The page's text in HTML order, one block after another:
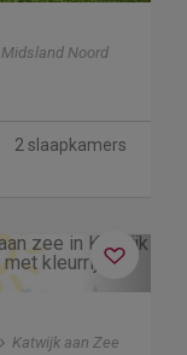
Midsland Noord
2 slaapkamers
Next
Katwijk aan Zee